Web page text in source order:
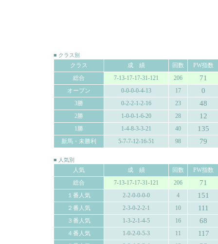
■ クラス別
クラス 成 績 回数
PW指数
総合
7-13-17-17-31-121 206 71
オープン 0-0-0-0-4-13 17 0
3勝 0-2-2-1-2-16 23 48
2勝 1-0-0-1-6-20 28 12
1勝 1-4-8-3-3-21 40 135
新馬・未勝利 5-7-7-12-16-51 98 79
■ 人気別
人気 成 績 回数
PW指数
総合
7-13-17-17-31-121 206 71
１番人気 2-2-0-0-0-0 4 151
２番人気 2-3-0-2-2-1 10 111
３番人気 1-3-2-1-4-5 16 68
４番人気 1-0-2-0-5-3 11 117